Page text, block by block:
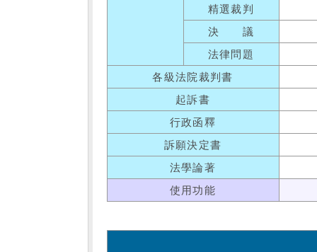
精選裁判
決 議
法律問題
各級法院裁判書
起訴書
行政函釋
訴願決定書
法學論著
使用功能